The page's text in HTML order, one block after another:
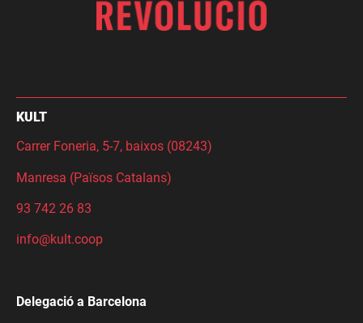
KULT
Carrer Foneria, 5-7, baixos (08243)
Manresa (Països Catalans)
93 742 26 83
info@kult.coop
Delegació a Barcelona